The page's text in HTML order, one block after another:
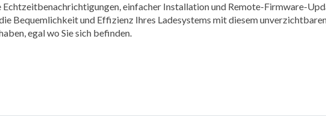
einfacher Installation und Remote-Firmware-
Bequemlichkeit und Effizienz Ihres Ladesystems mit diesem
egal wo Sie sich befinden.